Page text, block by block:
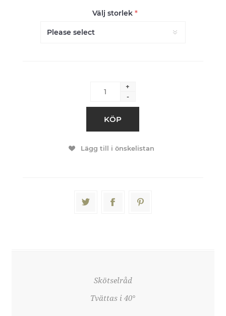
Välj storlek *
+
-
KÖP
Lägg till i önskelistan
Skötselråd
Tvättas i 40°